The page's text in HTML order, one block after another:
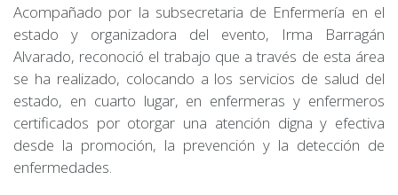
Acompañado por la subsecretaria de Enfermería en el
estado y organizadora del evento, Irma Barragán
Alvarado, reconoció el trabajo que a través de esta área
se ha realizado, colocando a los servicios de salud del
estado, en cuarto lugar, en enfermeras y enfermeros
certificados por otorgar una atención digna y efectiva
desde la promoción, la prevención y la detección de
enfermedades.